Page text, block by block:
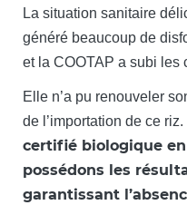
La situation sanitaire
généré beaucoup de
et la COOTAP a subi les
Elle n’a pu renouveler
de l’importation de ce riz.
certifié biologique
possédons les
garantissant